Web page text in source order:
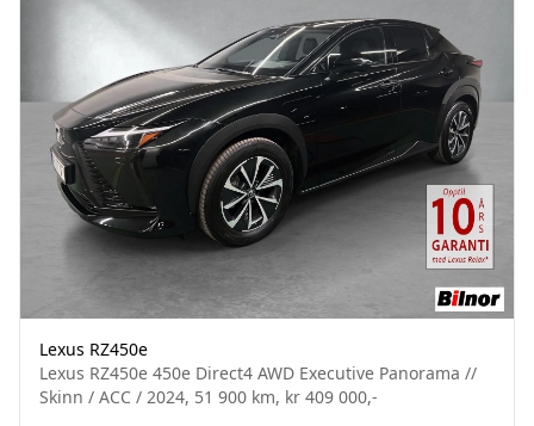
Lexus RZ450e
Lexus RZ450e 450e Direct4 AWD Executive Panorama //
Skinn / ACC / 2024, 51 900 km, kr 409 000,-